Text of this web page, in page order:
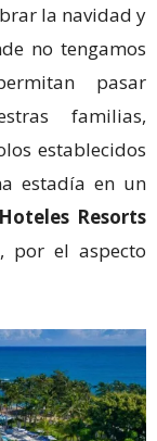
la navidad y
no tengamos
pasar
familias,
establecidos
estadía en un
Hoteles Resorts
, por el aspecto